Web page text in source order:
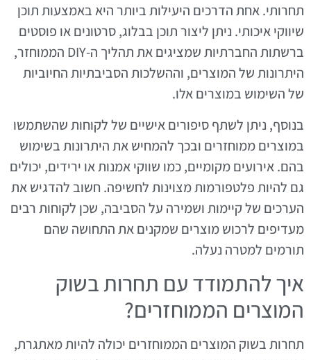
תחרותי. אחת הדרכים היעילות ביותר היא באמצעות תוכן
שיווקי איכותי. ניתן ליצור תוכן בבלוג, סרטונים או פוסטים
ברשתות החברתיות שמציגים את תהליך ה-DIY הממוחזר,
היתרונות של המוצרים, וההשלכות הסביבתיות החיוביות
של השימוש במוצרים אלו.
בנוסף, ניתן לשתף סיפורים אישיים של לקוחות שהשתמשו
במוצרים ממוחזרים ובכך להמחיש את היתרונות בשימוש
בהם. אירועים מקומיים, כמו שווקי אמנות או ירידים, יכולים
גם להיות פלטפורמות מצוינות לחשיפה. חשוב להדגיש את
הערכים של קיימות ושמירה על הסביבה, שכן לקוחות רבים
מעדיפים לרכוש מוצרים שמקנים את התחושה שהם
תורמים למטרה נעלה.
איך להתמודד עם תחרות בשוק
המוצרים הממוחזרים?
תחרות בשוק המוצרים הממוחזרים יכולה להיות מאתגרת,